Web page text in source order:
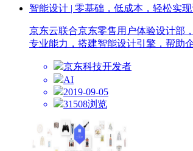
智能设计 | 零基础，低成本，轻松实
京东云联合京东零售用户体验设计部
专业能力，搭建智能设计引擎，帮助
京东科技开发者
AI
2019-09-05
31508浏览